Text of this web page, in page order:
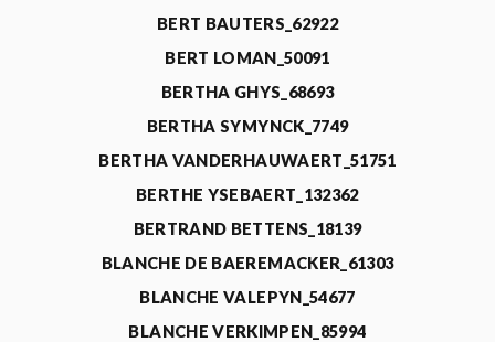
BERT BAUTERS_62922
BERT LOMAN_50091
BERTHA GHYS_68693
BERTHA SYMYNCK_7749
BERTHA VANDERHAUWAERT_51751
BERTHE YSEBAERT_132362
BERTRAND BETTENS_18139
BLANCHE DE BAEREMACKER_61303
BLANCHE VALEPYN_54677
BLANCHE VERKIMPEN_85994